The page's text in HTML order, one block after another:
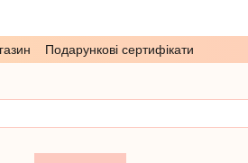
Подарункові сертифікати